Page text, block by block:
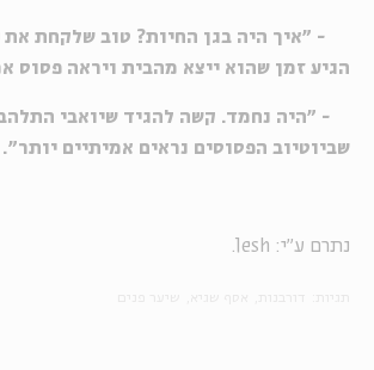
- "איך היה בגן החיות? טוב שלקחת את
הגיע זמן שהוא ייצא מהבית ויראה פסוס
- "היה נחמד. קשה להגיד שיואבי
שביוטיוב הפסוסים נראים אמיתיים יותר".
נתרם ע"י: lesh.